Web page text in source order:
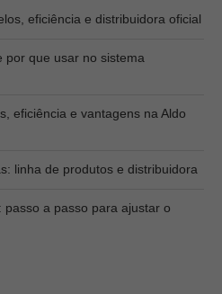
eficiência e distribuidora oficial
por que usar no sistema
eficiência e vantagens na Aldo
linha de produtos e distribuidora
a passo para ajustar o